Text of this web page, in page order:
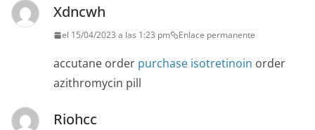
Xdncwh
el 15/04/2023 a las 1:23 pm Enlace permanente
accutane order purchase isotretinoin order
azithromycin pill
Riohcc